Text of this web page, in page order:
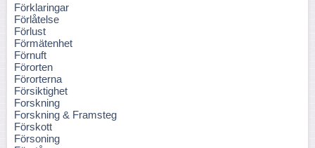
Förklaringar
Förlåtelse
Förlust
Förmätenhet
Förnuft
Förorten
Förorterna
Försiktighet
Forskning
Forskning & Framsteg
Förskott
Försoning